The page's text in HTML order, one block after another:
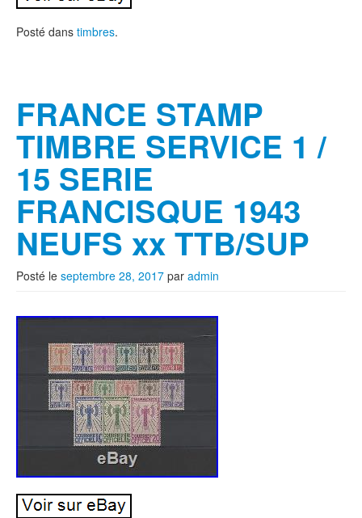
Posté dans timbres.
FRANCE STAMP
TIMBRE SERVICE 1 /
15 SERIE
FRANCISQUE 1943
NEUFS xx TTB/SUP
Posté le septembre 28, 2017 par admin